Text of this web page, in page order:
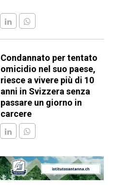
Condannato per tentato
omicidio nel suo paese,
riesce a vivere più di 10
anni in Svizzera senza
passare un giorno in
carcere